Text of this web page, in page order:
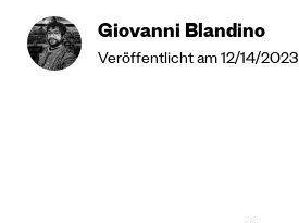
Giovanni Blandino
Veröffentlicht am 12/14/2023